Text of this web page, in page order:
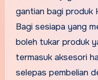
gantian bagi produk
Bagi sesiapa yang
boleh tukar produk
termasuk aksesori
selepas pembelian